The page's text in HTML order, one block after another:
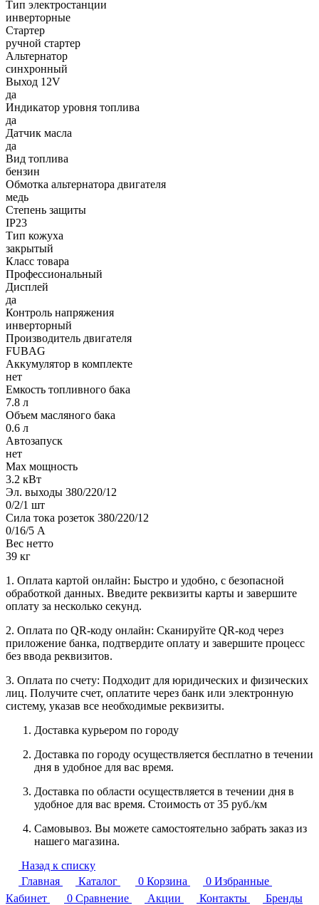
Тип электростанции
инверторные
Стартер
ручной стартер
Альтернатор
синхронный
Выход 12V
да
Индикатор уровня топлива
да
Датчик масла
да
Вид топлива
бензин
Обмотка альтернатора двигателя
медь
Степень защиты
IP23
Тип кожуха
закрытый
Класс товара
Профессиональный
Дисплей
да
Контроль напряжения
инверторный
Производитель двигателя
FUBAG
Аккумулятор в комплекте
нет
Емкость топливного бака
7.8 л
Объем масляного бака
0.6 л
Автозапуск
нет
Max мощность
3.2 кВт
Эл. выходы 380/220/12
0/2/1 шт
Сила тока розеток 380/220/12
0/16/5 А
Вес нетто
39 кг
1. Оплата картой онлайн: Быстро и удобно, с безопасной
обработкой данных. Введите реквизиты карты и завершите
оплату за несколько секунд.
2. Оплата по QR-коду онлайн: Сканируйте QR-код через
приложение банка, подтвердите оплату и завершите процесс
без ввода реквизитов.
3. Оплата по счету: Подходит для юридических и физических
лиц. Получите счет, оплатите через банк или электронную
систему, указав все необходимые реквизиты.
Доставка курьером по городу
Доставка по городу осуществляется бесплатно в течении
дня в удобное для вас время.
Доставка по области осуществляется в течении дня в
удобное для вас время. Стоимость от 35 руб./км
Самовывоз. Вы можете самостоятельно забрать заказ из
нашего магазина.
Назад к списку
Главная
Каталог 0 Корзина 0 Избранные
Кабинет
0 Сравнение Акции Контакты
Бренды